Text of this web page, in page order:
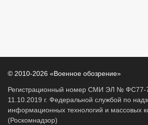
© 2010-2026 «Военное обозрение»
Регистрационный номер СМИ ЭЛ № ФС77-
11.10.2019 г. Федеральной службой по
информационных технологий и массовых
(Роскомнадзор)